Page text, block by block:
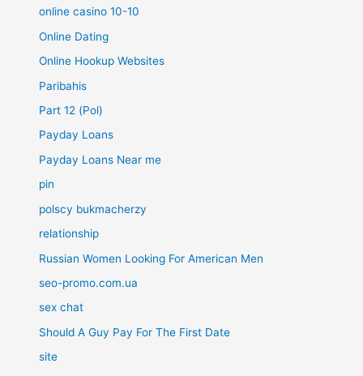
online casino 10-10
Online Dating
Online Hookup Websites
Paribahis
Part 12 (Pol)
Payday Loans
Payday Loans Near me
pin
polscy bukmacherzy
relationship
Russian Women Looking For American Men
seo-promo.com.ua
sex chat
Should A Guy Pay For The First Date
site